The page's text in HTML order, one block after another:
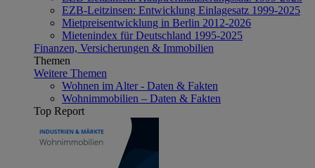
EZB-Leitzinsen: Entwicklung Einlagesatz 1999-2025
Mietpreisentwicklung in Berlin 2012-2026
Mietenindex für Deutschland 1995-2025
Finanzen, Versicherungen & Immobilien
Themen
Weitere Themen
Wohnen im Alter - Daten & Fakten
Wohnimmobilien – Daten & Fakten
Top Report